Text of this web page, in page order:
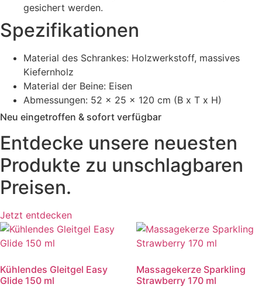
gesichert werden.
Spezifikationen
Material des Schrankes: Holzwerkstoff, massives
Kiefernholz
Material der Beine: Eisen
Abmessungen: 52 x 25 x 120 cm (B x T x H)
Neu eingetroffen & sofort verfügbar
Entdecke unsere neuesten
Produkte zu unschlagbaren
Preisen.
Jetzt entdecken
Kühlendes Gleitgel Easy
Glide 150 ml
Massagekerze Sparkling
Strawberry 170 ml